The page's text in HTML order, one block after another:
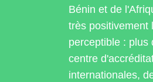
Bénin et de
très positivement
perceptible : plus
centre
internationales,